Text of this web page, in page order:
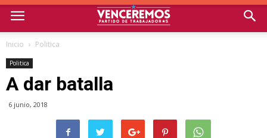
Inicio Politica
Politica
A dar batalla
6 junio, 2018